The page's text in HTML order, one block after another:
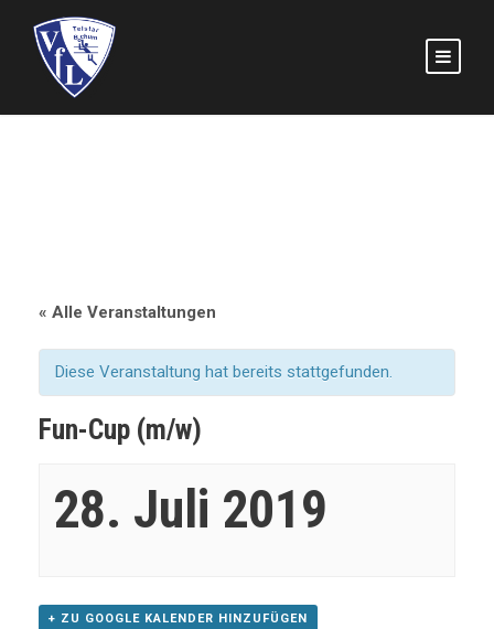
« Alle Veranstaltungen
Diese Veranstaltung hat bereits stattgefunden.
Fun-Cup (m/w)
28. Juli 2019
+ ZU GOOGLE KALENDER HINZUFÜGEN